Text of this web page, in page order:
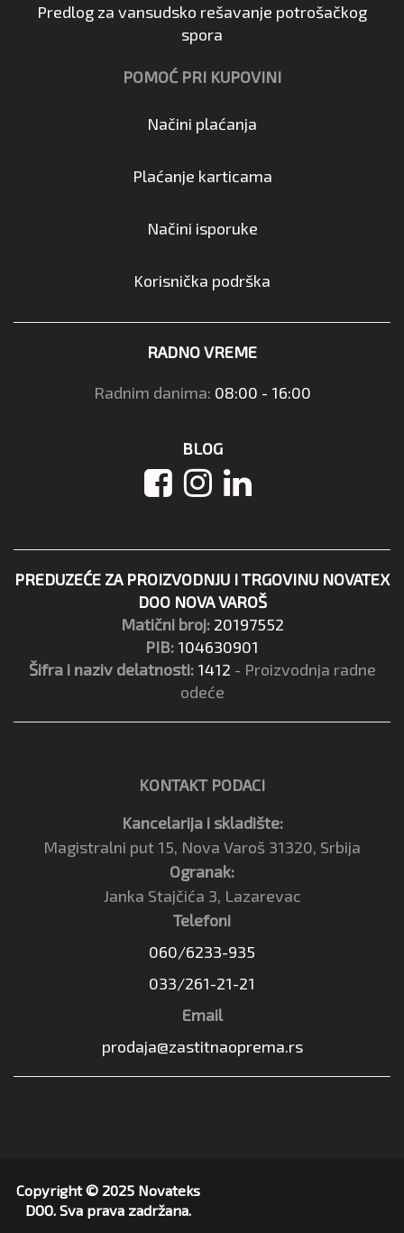
Predlog za vansudsko rešavanje potrošačkog
spora
POMOĆ PRI KUPOVINI
Načini plaćanja
Plaćanje karticama
Načini isporuke
Korisnička podrška
RADNO VREME
Radnim danima: 08:00 - 16:00
BLOG
PREDUZEĆE ZA PROIZVODNJU I TRGOVINU NOVATEX
DOO NOVA VAROŠ
Matični broj: 20197552
PIB: 104630901
Šifra i naziv delatnosti: 1412 - Proizvodnja radne
odeće
KONTAKT PODACI
Kancelarija i skladište:
Magistralni put 15, Nova Varoš 31320, Srbija
Ogranak:
Janka Stajčića 3, Lazarevac
Telefoni
060/6233-935
033/261-21-21
Email
prodaja@zastitnaoprema.rs
Copyright © 2025 Novateks
DOO. Sva prava zadržana.